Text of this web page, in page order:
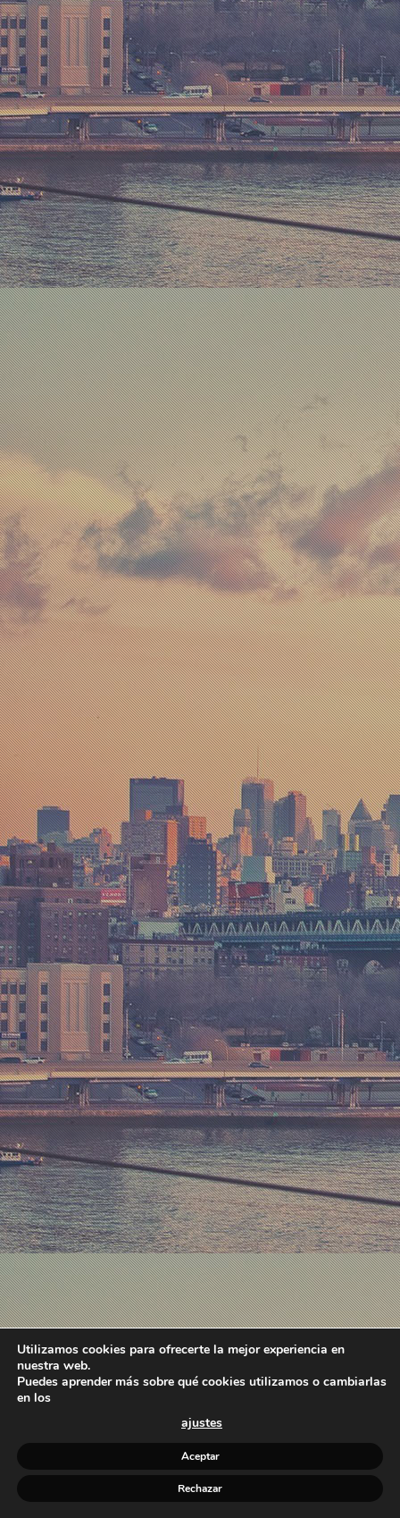
Utilizamos cookies para ofrecerte la mejor experiencia en
nuestra web.
Puedes aprender más sobre qué cookies utilizamos o cambiarlas
en los
ajustes
Aceptar
Rechazar